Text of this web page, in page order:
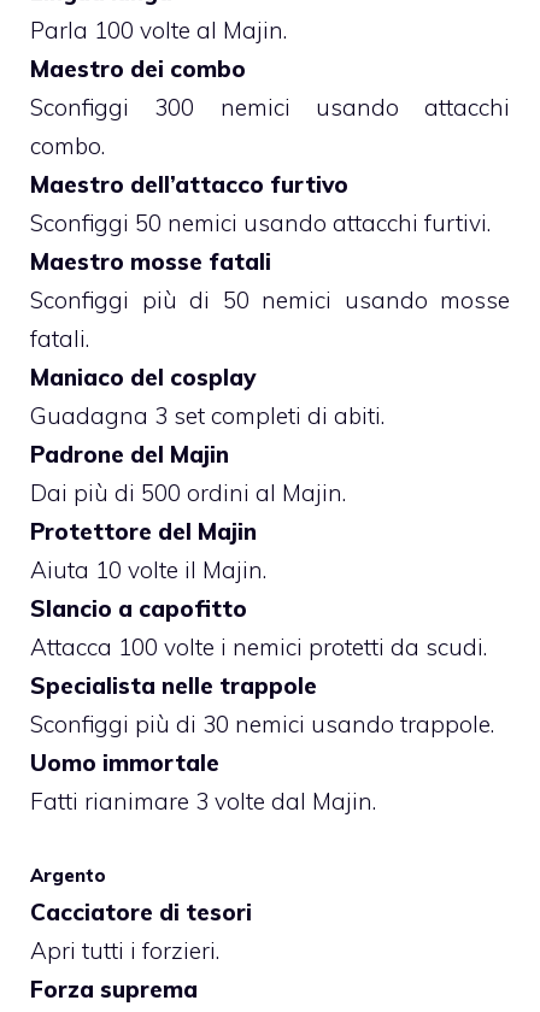
Parla 100 volte al Majin.
Maestro dei combo
Sconfiggi 300 nemici usando attacchi
combo.
Maestro dell’attacco furtivo
Sconfiggi 50 nemici usando attacchi furtivi.
Maestro mosse fatali
Sconfiggi più di 50 nemici usando mosse
fatali.
Maniaco del cosplay
Guadagna 3 set completi di abiti.
Padrone del Majin
Dai più di 500 ordini al Majin.
Protettore del Majin
Aiuta 10 volte il Majin.
Slancio a capofitto
Attacca 100 volte i nemici protetti da scudi.
Specialista nelle trappole
Sconfiggi più di 30 nemici usando trappole.
Uomo immortale
Fatti rianimare 3 volte dal Majin.
Argento
Cacciatore di tesori
Apri tutti i forzieri.
Forza suprema